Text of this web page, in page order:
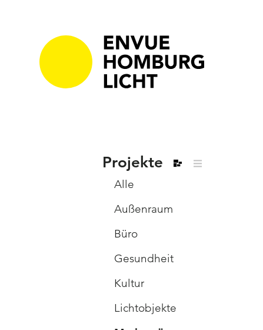
Projekte
Alle
Außenraum
Büro
Gesundheit
Kultur
Lichtobjekte